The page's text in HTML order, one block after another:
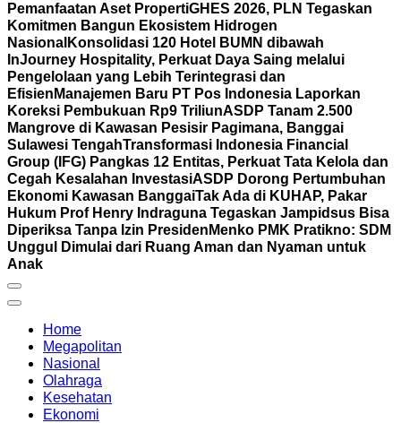
Pemanfaatan Aset PropertiGHES 2026, PLN Tegaskan
Komitmen Bangun Ekosistem Hidrogen
Nasional Konsolidasi 120 Hotel BUMN dibawah
InJourney Hospitality, Perkuat Daya Saing melalui
Pengelolaan yang Lebih Terintegrasi dan
Efisien Manajemen Baru PT Pos Indonesia Laporkan
Koreksi Pembukuan Rp9 TriliunASDP Tanam 2.500
Mangrove di Kawasan Pesisir Pagimana, Banggai
Sulawesi TengahTransformasi Indonesia Financial
Group (IFG) Pangkas 12 Entitas, Perkuat Tata Kelola dan
Cegah Kesalahan InvestasiASDP Dorong Pertumbuhan
Ekonomi Kawasan BanggaiTak Ada di KUHAP, Pakar
Hukum Prof Henry Indraguna Tegaskan Jampidsus Bisa
Diperiksa Tanpa Izin Presiden Menko PMK Pratikno: SDM
Unggul Dimulai dari Ruang Aman dan Nyaman untuk
Anak
Home
Megapolitan
Nasional
Olahraga
Kesehatan
Ekonomi